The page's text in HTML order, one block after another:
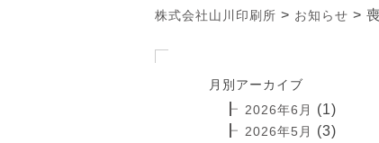
株式会社山川印刷所 > お知らせ >
月別アーカイブ
2026年6月
(1)
2026年5月 (3)